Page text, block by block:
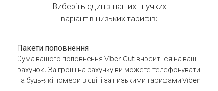
Виберіть один з наших гнучких
варіантів низьких тарифів:
Пакети поповнення
Сума вашого поповнення Viber Out вноситься на ваш
рахунок. За гроші на рахунку ви можете телефонувати
на будь-які номери в світі за низькими тарифами Viber.